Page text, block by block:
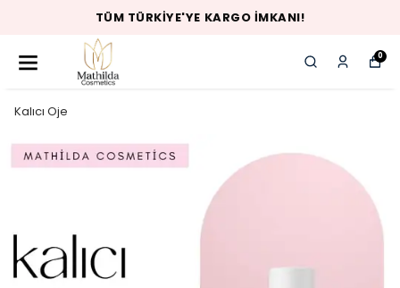
TÜM TÜRKIYE'YE KARGO İMKANI!
0
Kalıcı Oje